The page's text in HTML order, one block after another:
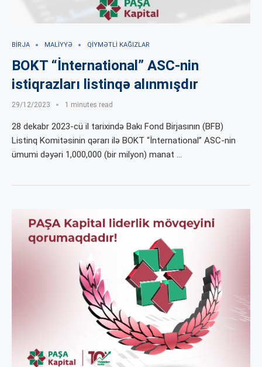
BIRJA MALIYYƏ QIYMƏTLI KAĞIZLAR
BOKT “İnternational” ASC-nin
istiqrazları listinqə alınmışdır
29/12/2023 1 minutes read
28 dekabr 2023-cü il tarixində Bakı Fond Birjasının (BFB)
Listinq Komitəsinin qərarı ilə BOKT “İnternational” ASC-nin
ümumi dəyəri 1,000,000 (bir milyon) manat …